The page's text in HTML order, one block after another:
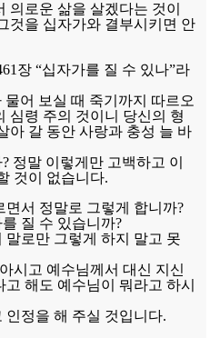
의로운 삶을 살겠다는 것이
것을 십자가와 결부시키면 안
장 “십자가를 질 수 있나”라
어 보실 때 죽기까지 따르오
심령 주의 것이니 당신의 형
아 갈 동안 사랑과 충성 늘 바
정말 이렇게만 고백하고 이
것이 없습니다.
면서 정말로 그렇게 합니까?
질 수 있습니까?
로만 그렇게 하지 말고 못
시고 예수님께서 대신 지신
해도 예수님이 뭐라고 하시
인정을 해 주실 것입니다.